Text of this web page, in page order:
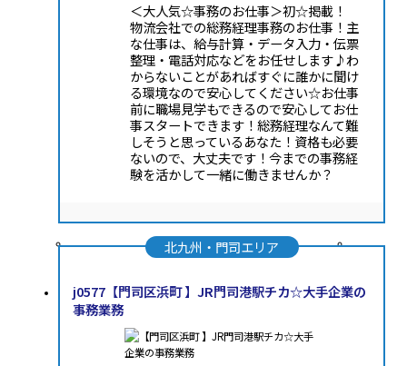
＜大人気☆事務のお仕事＞初☆掲載！
物流会社での総務経理事務のお仕事！主
な仕事は、給与計算・データ入力・伝票
整理・電話対応などをお任せします♪わ
からないことがあればすぐに誰かに聞け
る環境なので安心してください☆お仕事
前に職場見学もできるので安心してお仕
事スタートできます！総務経理なんて難
しそうと思っているあなた！資格も必要
ないので、大丈夫です！今までの事務経
験を活かして一緒に働きませんか？
北九州・門司エリア
j0577【門司区浜町 】JR門司港駅チカ☆大手企業の
事務業務